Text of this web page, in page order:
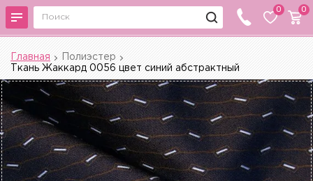
0 0
Главная
Полиэстер
Ткань Жаккард 0056 цвет синий абстрактный